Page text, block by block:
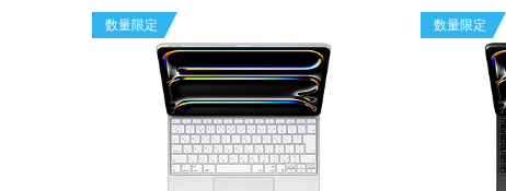
数量限定 数量限定